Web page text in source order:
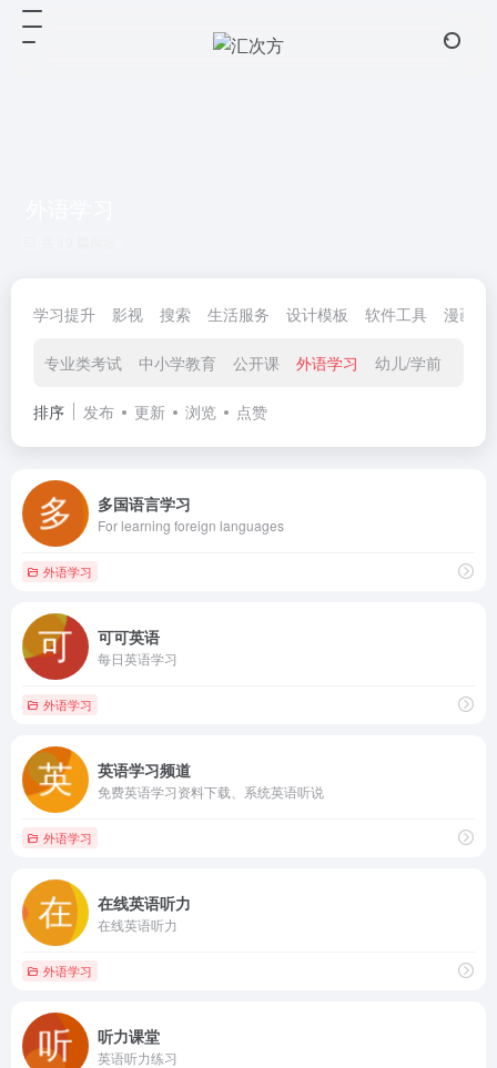
学习提升 影视 搜索 生活服务 设计模板 软件工具 漫画小
专业类考试 中小学教育 公开课 外语学习 幼儿/学前
排序 发布 更新 浏览 点赞
多国语言学习
For learning foreign languages
外语学习
可可英语
每日英语学习
外语学习
英语学习频道
免费英语学习资料下载、系统英语听说
外语学习
在线英语听力
在线英语听力
外语学习
听力课堂
英语听力练习